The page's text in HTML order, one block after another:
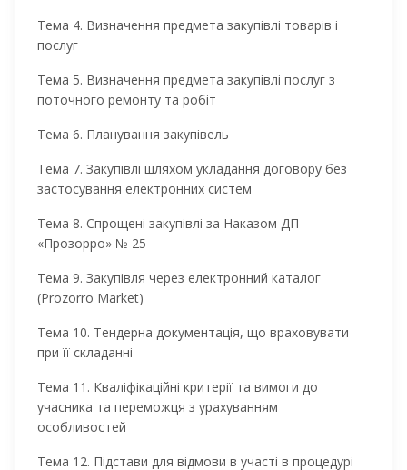
Тема 4. Визначення предмета закупівлі товарів і
послуг
Тема 5. Визначення предмета закупівлі послуг з
поточного ремонту та робіт
Тема 6. Планування закупівель
Тема 7. Закупівлі шляхом укладання договору без
застосування електронних систем
Тема 8. Спрощені закупівлі за Наказом ДП
«Прозорро» № 25
Тема 9. Закупівля через електронний каталог
(Prozorro Market)
Тема 10. Тендерна документація, що враховувати
при її складанні
Тема 11. Кваліфікаційні критерії та вимоги до
учасника та переможця з урахуванням
особливостей
Тема 12. Підстави для відмови в участі в процедурі